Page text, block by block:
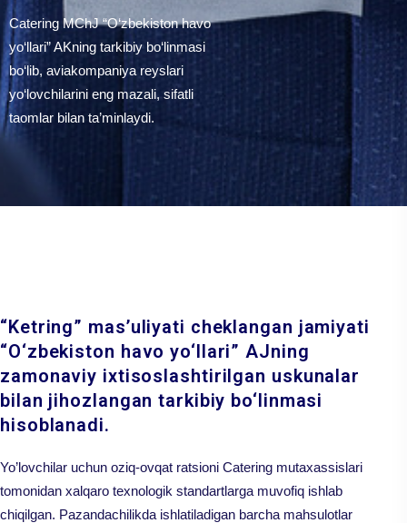
Catering MChJ “O‘zbekiston havo
yo‘llari” AKning tarkibiy bo‘linmasi
bo‘lib, aviakompaniya reyslari
yo‘lovchilarini eng mazali, sifatli
taomlar bilan ta’minlaydi.
“Ketring” mas’uliyati cheklangan jamiyati
“O‘zbekiston havo yo‘llari” AJning
zamonaviy ixtisoslashtirilgan uskunalar
bilan jihozlangan tarkibiy bo‘linmasi
hisoblanadi.
Yo’lovchilar uchun oziq-ovqat ratsioni Catering mutaxassislari
tomonidan xalqaro texnologik standartlarga muvofiq ishlab
chiqilgan. Pazandachilikda ishlatiladigan barcha mahsulotlar